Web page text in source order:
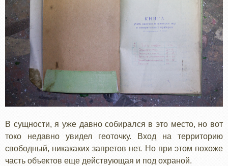
В сущности, я уже давно собирался в это место, но вот
токо недавно увидел геоточку. Вход на территорию
свободный, никакаких запретов нет. Но при этом похоже
часть объектов еще действующая и под охраной.